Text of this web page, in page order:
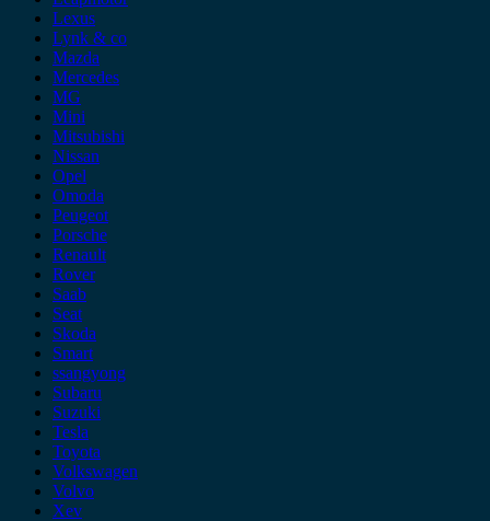
Lexus
Lynk & co
Mazda
Mercedes
MG
Mini
Mitsubishi
Nissan
Opel
Omoda
Peugeot
Porsche
Renault
Rover
Saab
Seat
Skoda
Smart
ssangyong
Subaru
Suzuki
Tesla
Toyota
Volkswagen
Volvo
Xev